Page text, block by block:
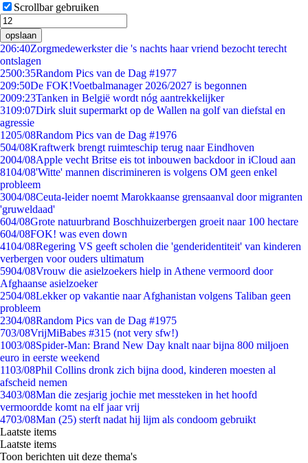
Scrollbar gebruiken
opslaan
206:40Zorgmedewerkster die 's nachts haar vriend bezocht terecht
ontslagen
2500:35Random Pics van de Dag #1977
209:50De FOK!Voetbalmanager 2026/2027 is begonnen
2009:23Tanken in België wordt nóg aantrekkelijker
3109:07Dirk sluit supermarkt op de Wallen na golf van diefstal en
agressie
1205/08Random Pics van de Dag #1976
504/08Kraftwerk brengt ruimteschip terug naar Eindhoven
2004/08Apple vecht Britse eis tot inbouwen backdoor in iCloud aan
8104/08'Witte' mannen discrimineren is volgens OM geen enkel
probleem
3004/08Ceuta-leider noemt Marokkaanse grensaanval door migranten
'gruweldaad'
604/08Grote natuurbrand Boschhuizerbergen groeit naar 100 hectare
604/08FOK! was even down
4104/08Regering VS geeft scholen die 'genderidentiteit' van kinderen
verbergen voor ouders ultimatum
5904/08Vrouw die asielzoekers hielp in Athene vermoord door
Afghaanse asielzoeker
2504/08Lekker op vakantie naar Afghanistan volgens Taliban geen
probleem
2304/08Random Pics van de Dag #1975
703/08VrijMiBabes #315 (not very sfw!)
1003/08Spider-Man: Brand New Day knalt naar bijna 800 miljoen
euro in eerste weekend
1103/08Phil Collins dronk zich bijna dood, kinderen moesten al
afscheid nemen
3403/08Man die zesjarig jochie met messteken in het hoofd
vermoordde komt na elf jaar vrij
4703/08Man (25) sterft nadat hij lijm als condoom gebruikt
Laatste items
Laatste items
Toon berichten uit deze thema's